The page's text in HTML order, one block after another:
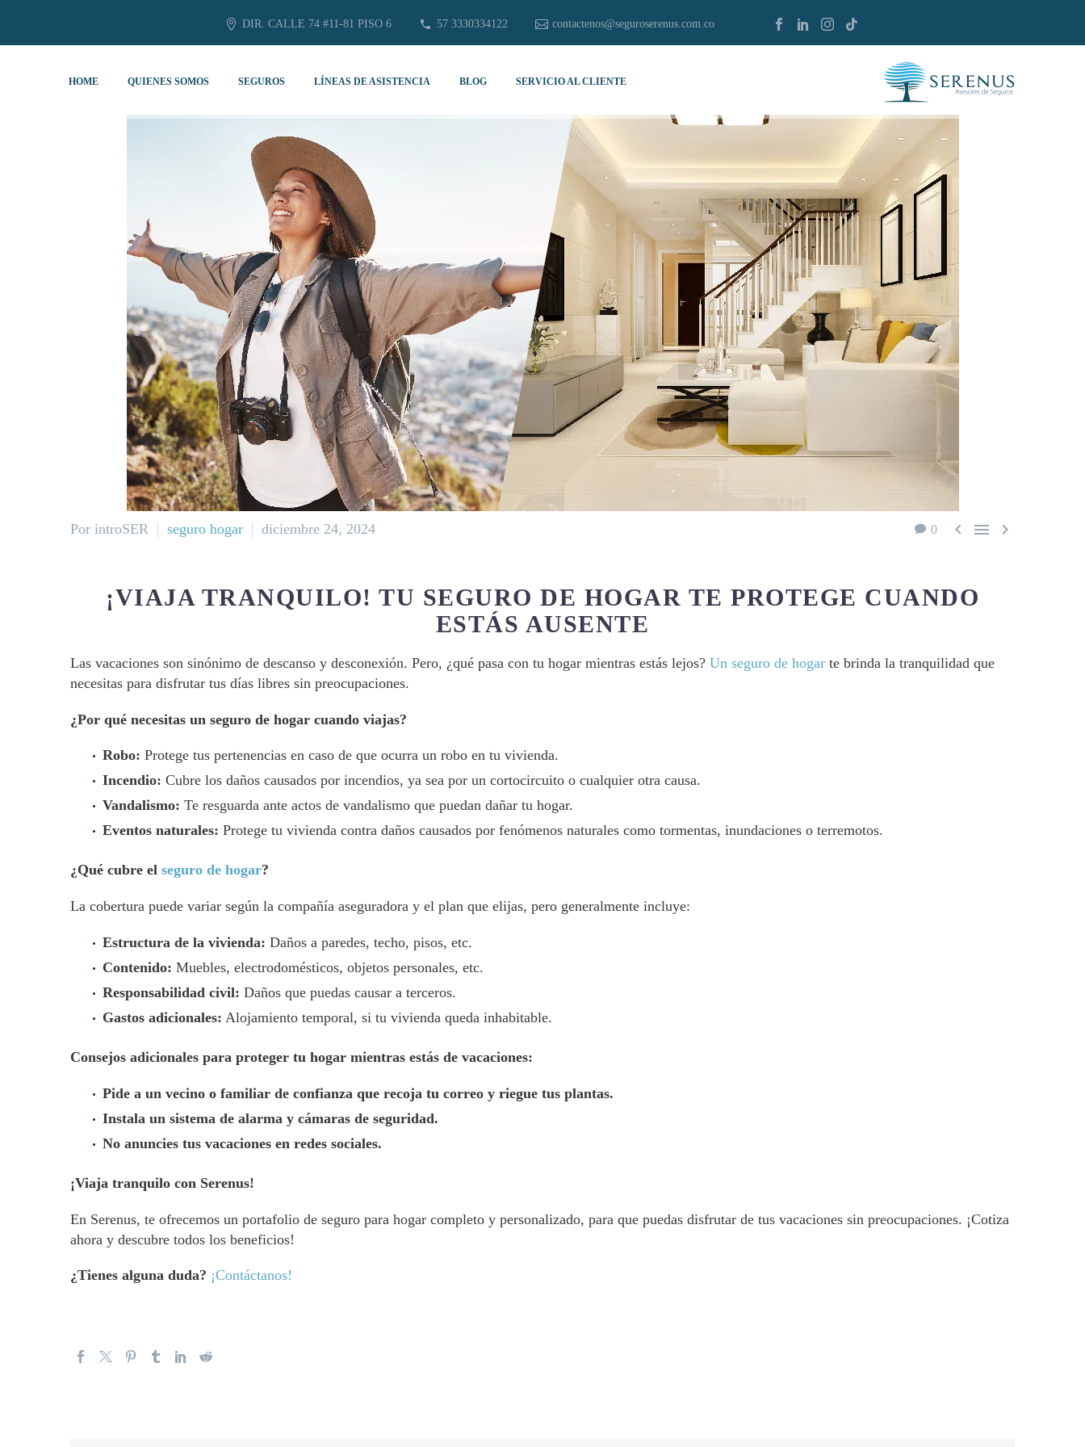
DIR. CALLE 74 #11-81 PISO 6 57 3330334122 contactenos@seguroserenus.com.co
HOME QUIENES SOMOS SEGUROS LÍNEAS DE ASISTENCIA BLOG SERVICIO AL CLIENTE
0   
Por introSER seguro hogar diciembre 24, 2024
¡VIAJA TRANQUILO! TU SEGURO DE HOGAR TE PROTEGE CUANDO
ESTÁS AUSENTE
Las vacaciones son sinónimo de descanso y desconexión. Pero, ¿qué pasa con tu hogar mientras estás lejos? Un seguro de hogar te brinda la tranquilidad que
necesitas para disfrutar tus días libres sin preocupaciones.
¿Por qué necesitas un seguro de hogar cuando viajas?
Robo: Protege tus pertenencias en caso de que ocurra un robo en tu vivienda.
Incendio: Cubre los daños causados por incendios, ya sea por un cortocircuito o cualquier otra causa.
Vandalismo: Te resguarda ante actos de vandalismo que puedan dañar tu hogar.
Eventos naturales: Protege tu vivienda contra daños causados por fenómenos naturales como tormentas, inundaciones o terremotos.
¿Qué cubre el seguro de hogar?
La cobertura puede variar según la compañía aseguradora y el plan que elijas, pero generalmente incluye:
Estructura de la vivienda: Daños a paredes, techo, pisos, etc.
Contenido: Muebles, electrodomésticos, objetos personales, etc.
Responsabilidad civil: Daños que puedas causar a terceros.
Gastos adicionales: Alojamiento temporal, si tu vivienda queda inhabitable.
Consejos adicionales para proteger tu hogar mientras estás de vacaciones:
Pide a un vecino o familiar de confianza que recoja tu correo y riegue tus plantas.
Instala un sistema de alarma y cámaras de seguridad.
No anuncies tus vacaciones en redes sociales.
¡Viaja tranquilo con Serenus!
En Serenus, te ofrecemos un portafolio de seguro para hogar completo y personalizado, para que puedas disfrutar de tus vacaciones sin preocupaciones. ¡Cotiza
ahora y descubre todos los beneficios!
¿Tienes alguna duda? ¡Contáctanos!